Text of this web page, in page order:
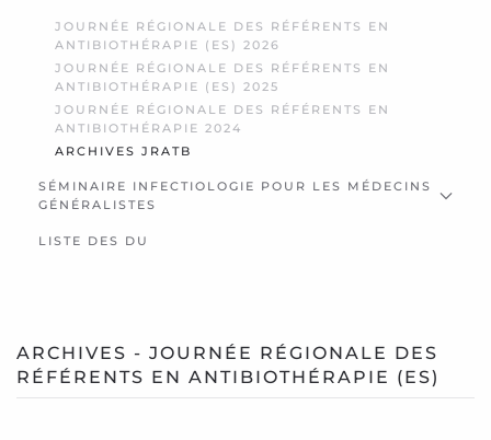
JOURNÉE RÉGIONALE DES RÉFÉRENTS EN
ANTIBIOTHÉRAPIE (ES) 2026
JOURNÉE RÉGIONALE DES RÉFÉRENTS EN
ANTIBIOTHÉRAPIE (ES) 2025
JOURNÉE RÉGIONALE DES RÉFÉRENTS EN
ANTIBIOTHÉRAPIE 2024
ARCHIVES JRATB
SÉMINAIRE INFECTIOLOGIE POUR LES MÉDECINS
GÉNÉRALISTES
LISTE DES DU
ARCHIVES - JOURNÉE RÉGIONALE DES
RÉFÉRENTS EN ANTIBIOTHÉRAPIE (ES)